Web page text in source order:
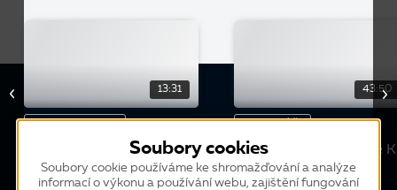
13:31
Standardní řešení pro
standardní sklady
43:50
Jak využít nové funkce
WMS pro perfektní
skladovou evidenci
Soubory cookies
Soubory cookie používáme ke shromažďování a analýze
informací o výkonu a používání webu, zajištění fungování